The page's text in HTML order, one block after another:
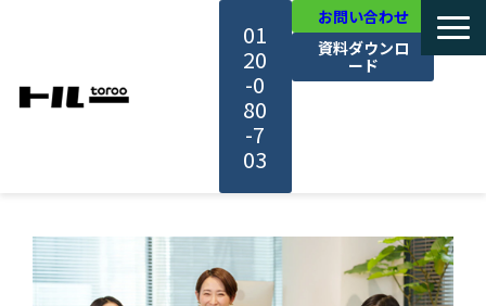
01
20
-0
80
-7
03
お問い合わせ
資料ダウンロ
ード
機能・サービス紹介